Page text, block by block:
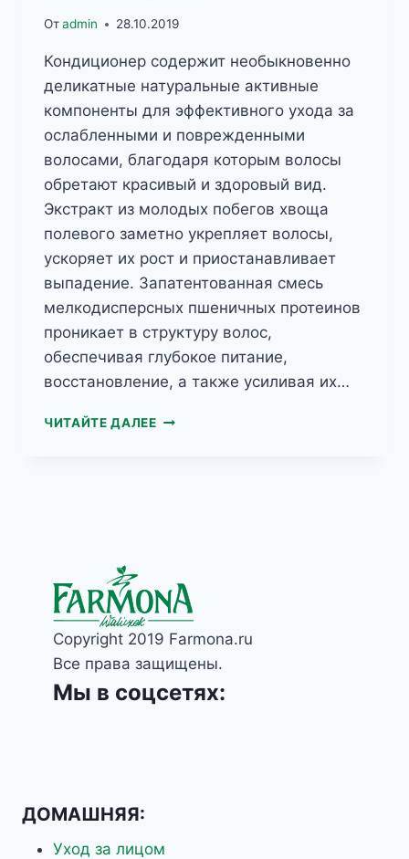
AND
HAIR
180МЛ
Отadmin 28.10.2019
Кондиционер содержит необыкновенно
деликатные натуральные активные
компоненты для эффективного ухода за
ослабленными и поврежденными
волосами, благодаря которым волосы
обретают красивый и здоровый вид.
Экстракт из молодых побегов хвоща
полевого заметно укрепляет волосы,
ускоряет их рост и приостанавливает
выпадение. Запатентованная смесь
мелкодисперсных пшеничных протеинов
проникает в структуру волос,
обеспечивая глубокое питание,
восстановление, а также усиливая их…
ЧИТАЙТЕ ДАЛЕЕКОНДИЦИОНЕР
Copyright 2019 Farmona.ru
Все права защищены.
Мы в соцсетях:
ДОМАШНЯЯ:
Уход за лицом